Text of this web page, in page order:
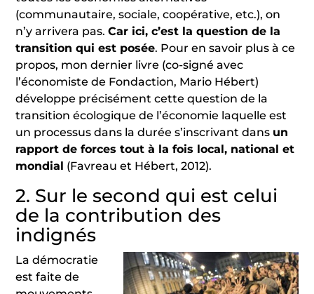
(communautaire, sociale, coopérative, etc.), on
n’y arrivera pas.Car ici, c’est la question de la
transition qui est posée. Pour en savoir plus à ce
propos, mon dernier livre (co-signé avec
l’économiste de Fondaction, Mario Hébert)
développe précisément cette question de la
transition écologique de l’économie laquelle est
un processus dans la durée s’inscrivant dans un
rapport de forces tout à la fois local, national et
mondial (Favreau et Hébert, 2012).
2. Sur le second qui est celui
de la contribution des
indignés
La démocratie
est faite de